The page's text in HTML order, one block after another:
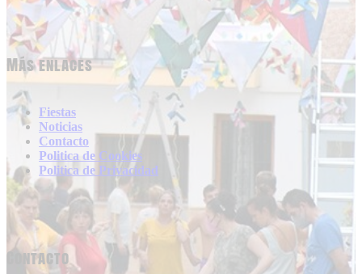
Más enlaces
Fiestas
Noticias
Contacto
Politica de Cookies
Politica de Privacidad
Contacto